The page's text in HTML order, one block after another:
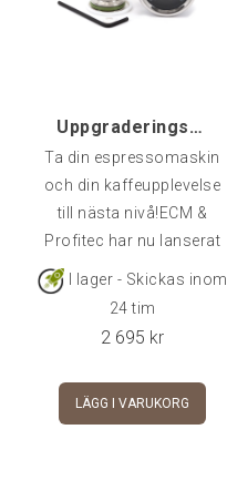
Uppgraderingskit Flödesregulator Profitec
Ta din espressomaskin
och din kaffeupplevelse
till nästa nivå!ECM &
Profitec har nu lanserat
sin take på den fortsatt
uppgradera t.ex. din Pro
700 till en oslagbar
I lager - Skickas inom
24 tim
2 695 kr
LÄGG I VARUKORG